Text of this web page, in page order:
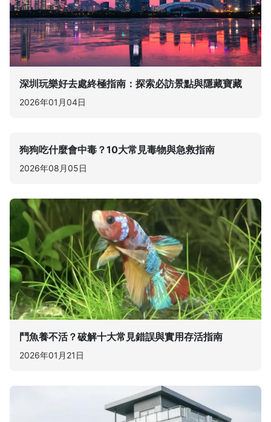
深圳玩樂好去處終極指南：探索必訪景點與隱藏寶藏
2026年01月04日
狗狗吃什麼會中毒？10大常見毒物與急救指南
2026年08月05日
鬥魚養不活？破解十大常見錯誤與實用存活指南
2026年01月21日